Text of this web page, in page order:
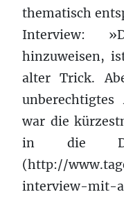
thematisch
Interview:
hinzuweisen,
alter Trick.
war die
in die
(http://
interview-mit-